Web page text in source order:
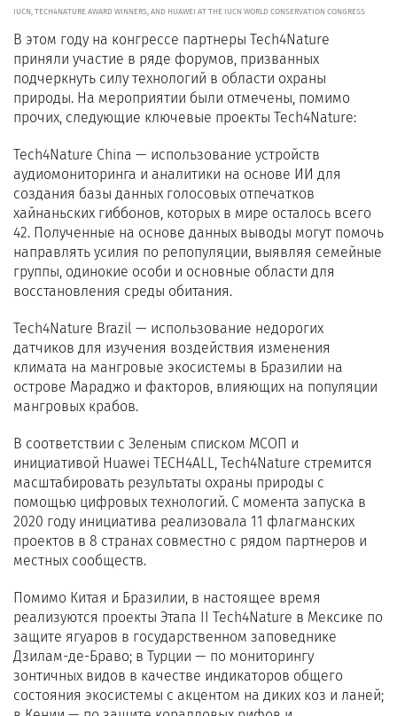
IUCN, TECH4NATURE AWARD WINNERS, AND HUAWEI AT THE IUCN WORLD CONSERVATION CONGRESS
В этом году на конгрессе партнеры Tech4Nature
приняли участие в ряде форумов, призванных
подчеркнуть силу технологий в области охраны
природы. На мероприятии были отмечены, помимо
прочих, следующие ключевые проекты Tech4Nature:
Tech4Nature China — использование устройств
аудиомониторинга и аналитики на основе ИИ для
создания базы данных голосовых отпечатков
хайнаньских гиббонов, которых в мире осталось всего
42. Полученные на основе данных выводы могут помочь
направлять усилия по репопуляции, выявляя семейные
группы, одинокие особи и основные области для
восстановления среды обитания.
Tech4Nature Brazil — использование недорогих
датчиков для изучения воздействия изменения
климата на мангровые экосистемы в Бразилии на
острове Мараджо и факторов, влияющих на популяции
мангровых крабов.
В соответствии с Зеленым списком МСОП и
инициативой Huawei TECH4ALL, Tech4Nature стремится
масштабировать результаты охраны природы с
помощью цифровых технологий. С момента запуска в
2020 году инициатива реализовала 11 флагманских
проектов в 8 странах совместно с рядом партнеров и
местных сообществ.
Помимо Китая и Бразилии, в настоящее время
реализуются проекты Этапа II Tech4Nature в Мексике по
защите ягуаров в государственном заповеднике
Дзилам-де-Браво; в Турции — по мониторингу
зонтичных видов в качестве индикаторов общего
состояния экосистемы с акцентом на диких коз и ланей;